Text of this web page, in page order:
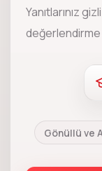
Yanıtlarınız
değerlendirme
Gönüllü ve